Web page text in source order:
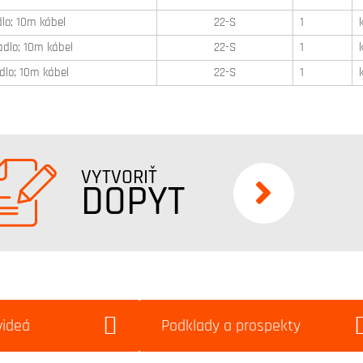
10m kábel
22-S 1
10m kábel
22-S 1
10m kábel
22-S 1
VYTVORIŤ
DOPYT
Podklady a prospekty